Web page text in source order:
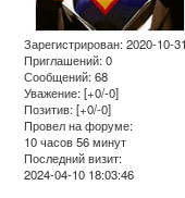
Зарегистрирован: 2020-10-31
Приглашений:0
Сообщений:68
Уважение: [+0/-0]
Позитив: [+0/-0]
Провел на форуме:
10 часов 56 минут
Последний визит:
2024-04-10 18:03:46